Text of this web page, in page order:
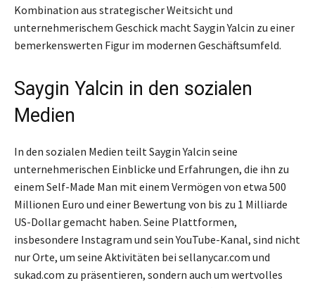
Kombination aus strategischer Weitsicht und
unternehmerischem Geschick macht Saygin Yalcin zu einer
bemerkenswerten Figur im modernen Geschäftsumfeld.
Saygin Yalcin in den sozialen
Medien
In den sozialen Medien teilt Saygin Yalcin seine
unternehmerischen Einblicke und Erfahrungen, die ihn zu
einem Self-Made Man mit einem Vermögen von etwa 500
Millionen Euro und einer Bewertung von bis zu 1 Milliarde
US-Dollar gemacht haben. Seine Plattformen,
insbesondere Instagram und sein YouTube-Kanal, sind nicht
nur Orte, um seine Aktivitäten bei sellanycar.com und
sukad.com zu präsentieren, sondern auch um wertvolles